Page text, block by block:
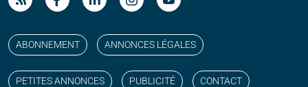
ABONNEMENT ANNONCES LÉGALES
PETITES ANNONCES PUBLICITÉ CONTACT